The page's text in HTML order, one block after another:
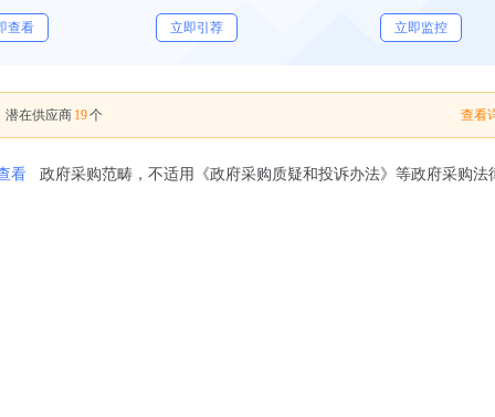
查看 立即引荐 立即监控
潜在供应商 19个 查看
看 政府采购范畴，不适用《政府采购质疑和投诉办法》等政府采购法